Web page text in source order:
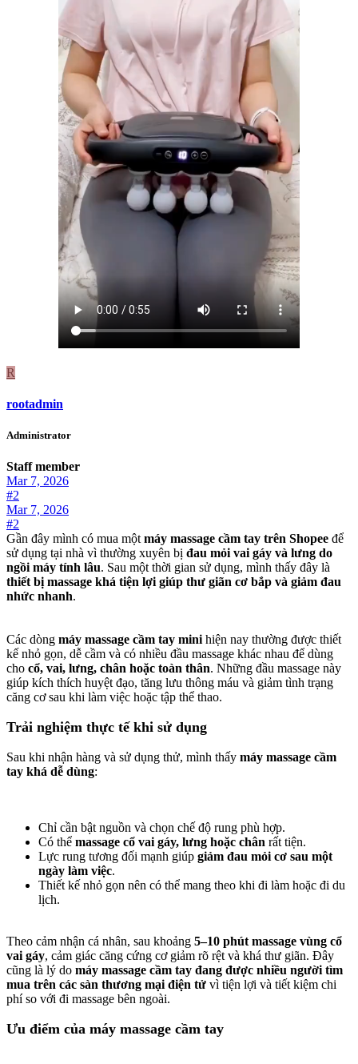
R
rootadmin
Administrator
Staff member
Mar 7, 2026
#2
Mar 7, 2026
#2
Gần đây mình có mua một máy massage cầm tay trên Shopee để
sử dụng tại nhà vì thường xuyên bị đau mỏi vai gáy và lưng do
ngồi máy tính lâu. Sau một thời gian sử dụng, mình thấy đây là
thiết bị massage khá tiện lợi giúp thư giãn cơ bắp và giảm đau
nhức nhanh.
Các dòng máy massage cầm tay mini hiện nay thường được thiết
kế nhỏ gọn, dễ cầm và có nhiều đầu massage khác nhau để dùng
cho cổ, vai, lưng, chân hoặc toàn thân. Những đầu massage này
giúp kích thích huyệt đạo, tăng lưu thông máu và giảm tình trạng
căng cơ sau khi làm việc hoặc tập thể thao.
Trải nghiệm thực tế khi sử dụng
Sau khi nhận hàng và sử dụng thử, mình thấy máy massage cầm
tay khá dễ dùng:
Chỉ cần bật nguồn và chọn chế độ rung phù hợp.
Có thể massage cổ vai gáy, lưng hoặc chân rất tiện.
Lực rung tương đối mạnh giúp giảm đau mỏi cơ sau một
ngày làm việc.
Thiết kế nhỏ gọn nên có thể mang theo khi đi làm hoặc đi du
lịch.
Theo cảm nhận cá nhân, sau khoảng 5–10 phút massage vùng cổ
vai gáy, cảm giác căng cứng cơ giảm rõ rệt và khá thư giãn. Đây
cũng là lý do máy massage cầm tay đang được nhiều người tìm
mua trên các sàn thương mại điện tử vì tiện lợi và tiết kiệm chi
phí so với đi massage bên ngoài.
Ưu điểm của máy massage cầm tay